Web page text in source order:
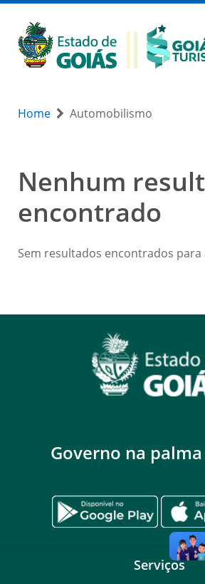
Home Automobilismo
Nenhum
encontrado
Sem resultados encontrados para
Governo na
Serviços